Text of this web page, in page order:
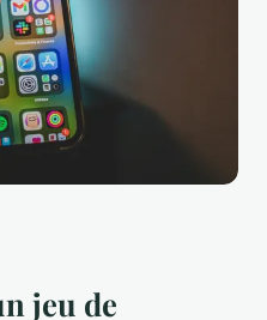
jeu de